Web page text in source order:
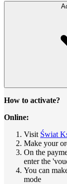
How to activate?
Online:
Visit Świat
Make your
On the
enter the
You can
mode